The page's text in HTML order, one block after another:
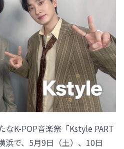
なK-POP音楽祭「Kstyle PART
浜で、5月9日（土）、10日